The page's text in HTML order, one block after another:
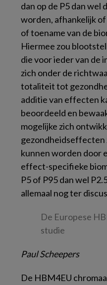
dan op de P5 dan wel
worden, afhankelijk
of toename van de
Hiermee zou
die voor ieder van de
zich onder de
totaliteit tot
additie van effecten
beoordeeld en
mogelijke zich
gezondheidseffecten
kunnen worden door
effect-specifieke
P5 of P95 dan wel
allemaal nog ter
De Europese
studie
Paul Scheepers
De HBM4EU